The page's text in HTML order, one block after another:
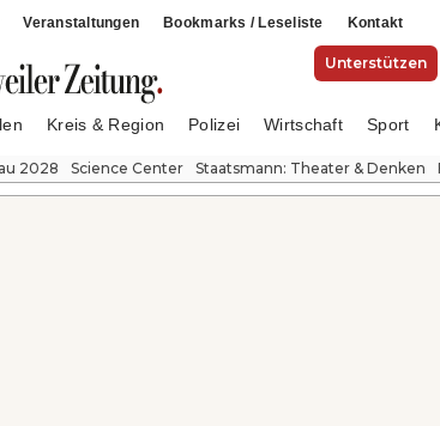
Veranstaltungen Bookmarks / Leseliste Kontakt
Unterstützen
Kreis & Region Polizei Wirtschaft Sport
2028 Science Center Staatsmann: Theater & Denken